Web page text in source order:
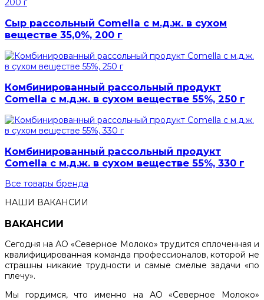
Сыр рассольный Comella с м.д.ж. в сухом
веществе 35,0%, 200 г
Комбинированный рассольный продукт
Comella с м.д.ж. в сухом веществе 55%, 250 г
Комбинированный рассольный продукт
Comella с м.д.ж. в сухом веществе 55%, 330 г
Все товары бренда
НАШИ ВАКАНСИИ
ВАКАНСИИ
Сегодня на АО «Северное Молоко» трудится сплоченная и
квалифицированная команда профессионалов, которой не
страшны никакие трудности и самые смелые задачи «по
плечу».
Мы гордимся, что именно на АО «Северное Молоко»